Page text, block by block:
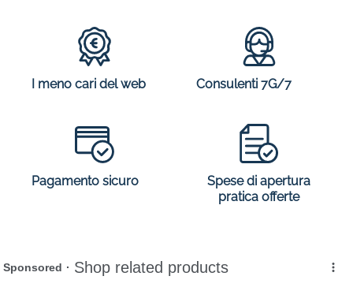
I meno cari del web Consulenti 7G/7
Pagamento sicuro
Spese di apertura
pratica offerte